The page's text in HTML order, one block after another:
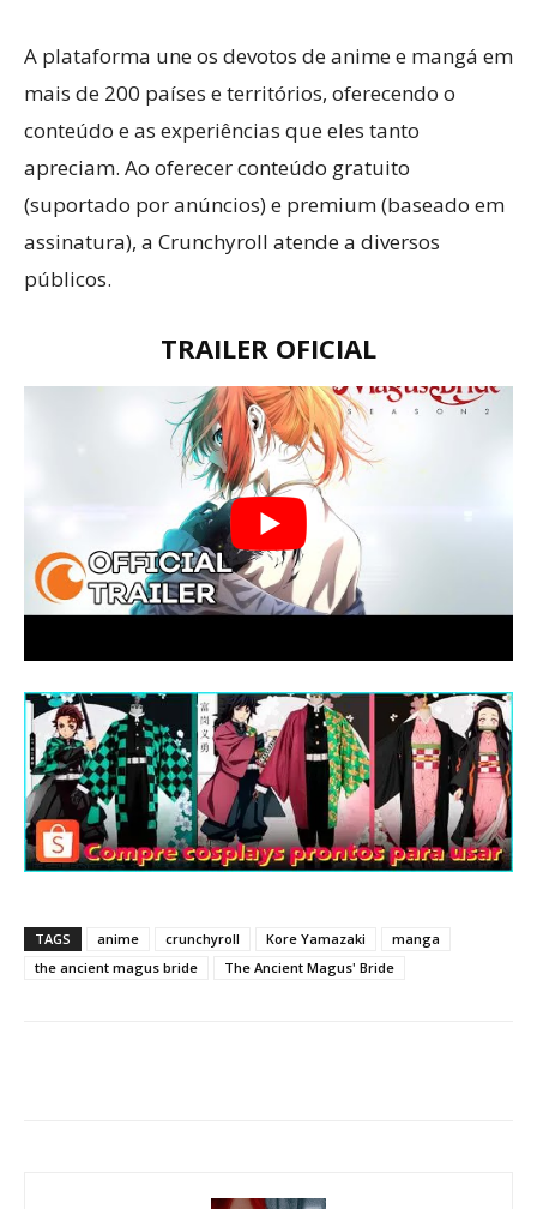
A plataforma une os devotos de anime e mangá em
mais de 200 países e territórios, oferecendo o
conteúdo e as experiências que eles tanto
apreciam. Ao oferecer conteúdo gratuito
(suportado por anúncios) e premium (baseado em
assinatura), a Crunchyroll atende a diversos
públicos.
TRAILER OFICIAL
TAGS anime crunchyroll Kore Yamazaki
manga
the ancient magus bride
The Ancient Magus' Bride